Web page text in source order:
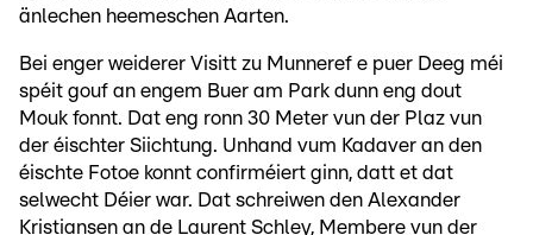
änlechen heemeschen Aarten.
Bei enger weiderer Visitt zu Munneref e puer Deeg méi
spéit gouf an engem Buer am Park dunn eng dout
Mouk fonnt. Dat eng ronn 30 Meter vun der Plaz vun
der éischter Siichtung. Unhand vum Kadaver an den
éischte Fotoe konnt confirméiert ginn, datt et dat
selwecht Déier war. Dat schreiwen den Alexander
Kristiansen an de Laurent Schley, Membere vun der